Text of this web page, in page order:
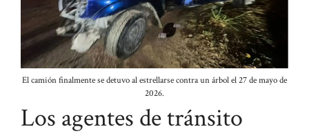
El camión finalmente se detuvo al estrellarse contra un árbol el 27 de mayo de
2026.
Los agentes de tránsito